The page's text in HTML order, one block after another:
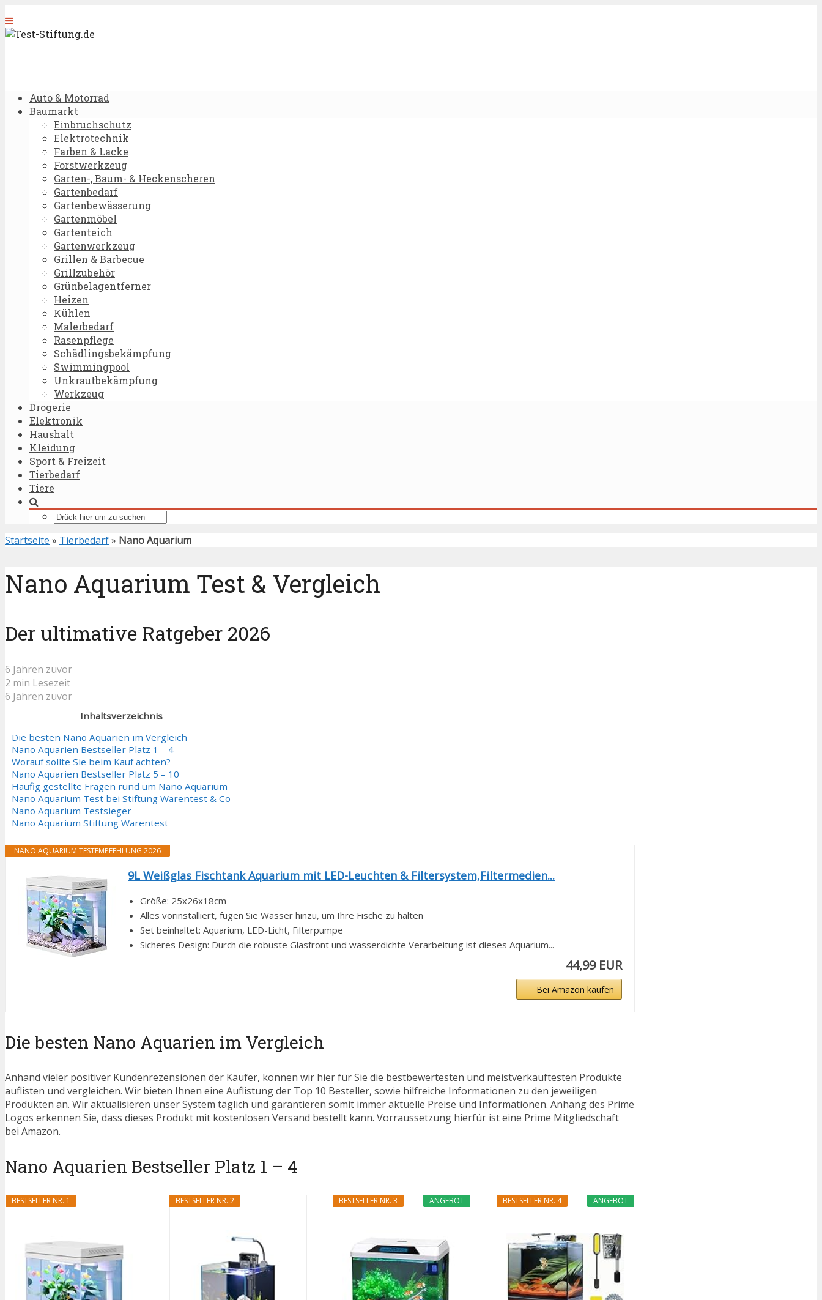
Auto & Motorrad
Baumarkt
Einbruchschutz
Elektrotechnik
Farben & Lacke
Forstwerkzeug
Garten-, Baum- & Heckenscheren
Gartenbedarf
Gartenbewässerung
Gartenmöbel
Gartenteich
Gartenwerkzeug
Grillen & Barbecue
Grillzubehör
Grünbelagentferner
Heizen
Kühlen
Malerbedarf
Rasenpflege
Schädlingsbekämpfung
Swimmingpool
Unkrautbekämpfung
Werkzeug
Drogerie
Elektronik
Haushalt
Kleidung
Sport & Freizeit
Tierbedarf
Tiere
Startseite » Tierbedarf» Nano Aquarium
Nano Aquarium Test & Vergleich
Der ultimative Ratgeber 2026
6 Jahren zuvor
2 min Lesezeit
6 Jahren zuvor
Inhaltsverzeichnis
Die besten Nano Aquarien im Vergleich
Nano Aquarien Bestseller Platz 1 – 4
Worauf sollte Sie beim Kauf achten?
Nano Aquarien Bestseller Platz 5 – 10
Häufig gestellte Fragen rund um Nano Aquarium
Nano Aquarium Test bei Stiftung Warentest & Co
Nano Aquarium Testsieger
Nano Aquarium Stiftung Warentest
NANO AQUARIUM TESTEMPFEHLUNG 2026
9L Weißglas Fischtank Aquarium mit LED-Leuchten & Filtersystem,Filtermedien...
Größe: 25x26x18cm
Alles vorinstalliert, fügen Sie Wasser hinzu, um Ihre Fische zu halten
Set beinhaltet: Aquarium, LED-Licht, Filterpumpe
Sicheres Design: Durch die robuste Glasfront und wasserdichte Verarbeitung ist dieses Aquarium...
44,99 EUR
Bei Amazon kaufen
Die besten Nano Aquarien im Vergleich
Anhand vieler positiver Kundenrezensionen der Käufer, können wir hier für Sie die bestbewertesten und meistverkauftesten Produkte
auflisten und vergleichen. Wir bieten Ihnen eine Auflistung der Top 10 Besteller, sowie hilfreiche Informationen zu den jeweiligen
Produkten an. Wir aktualisieren unser System täglich und garantieren somit immer aktuelle Preise und Informationen. Anhang des Prime
Logos erkennen Sie, dass dieses Produkt mit kostenlosen Versand bestellt kann. Vorraussetzung hierfür ist eine Prime Mitgliedschaft
bei Amazon.
Nano Aquarien Bestseller Platz 1 – 4
BESTSELLER NR. 1 BESTSELLER NR. 2 ANGEBOT
BESTSELLER NR. 3 ANGEBOT
BESTSELLER NR. 4